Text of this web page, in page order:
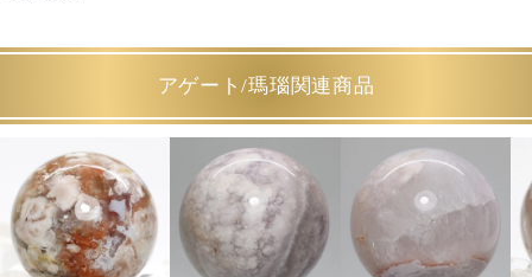
アゲート/瑪瑙関連商品